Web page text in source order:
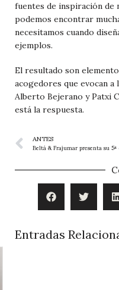
fuentes de inspiración de
podemos encontrar
necesitamos cuando
ejemplos.
El resultado son
acogedores que evocan a
Alberto Bejerano y Patxi
está la respuesta.
ANTES
Entradas